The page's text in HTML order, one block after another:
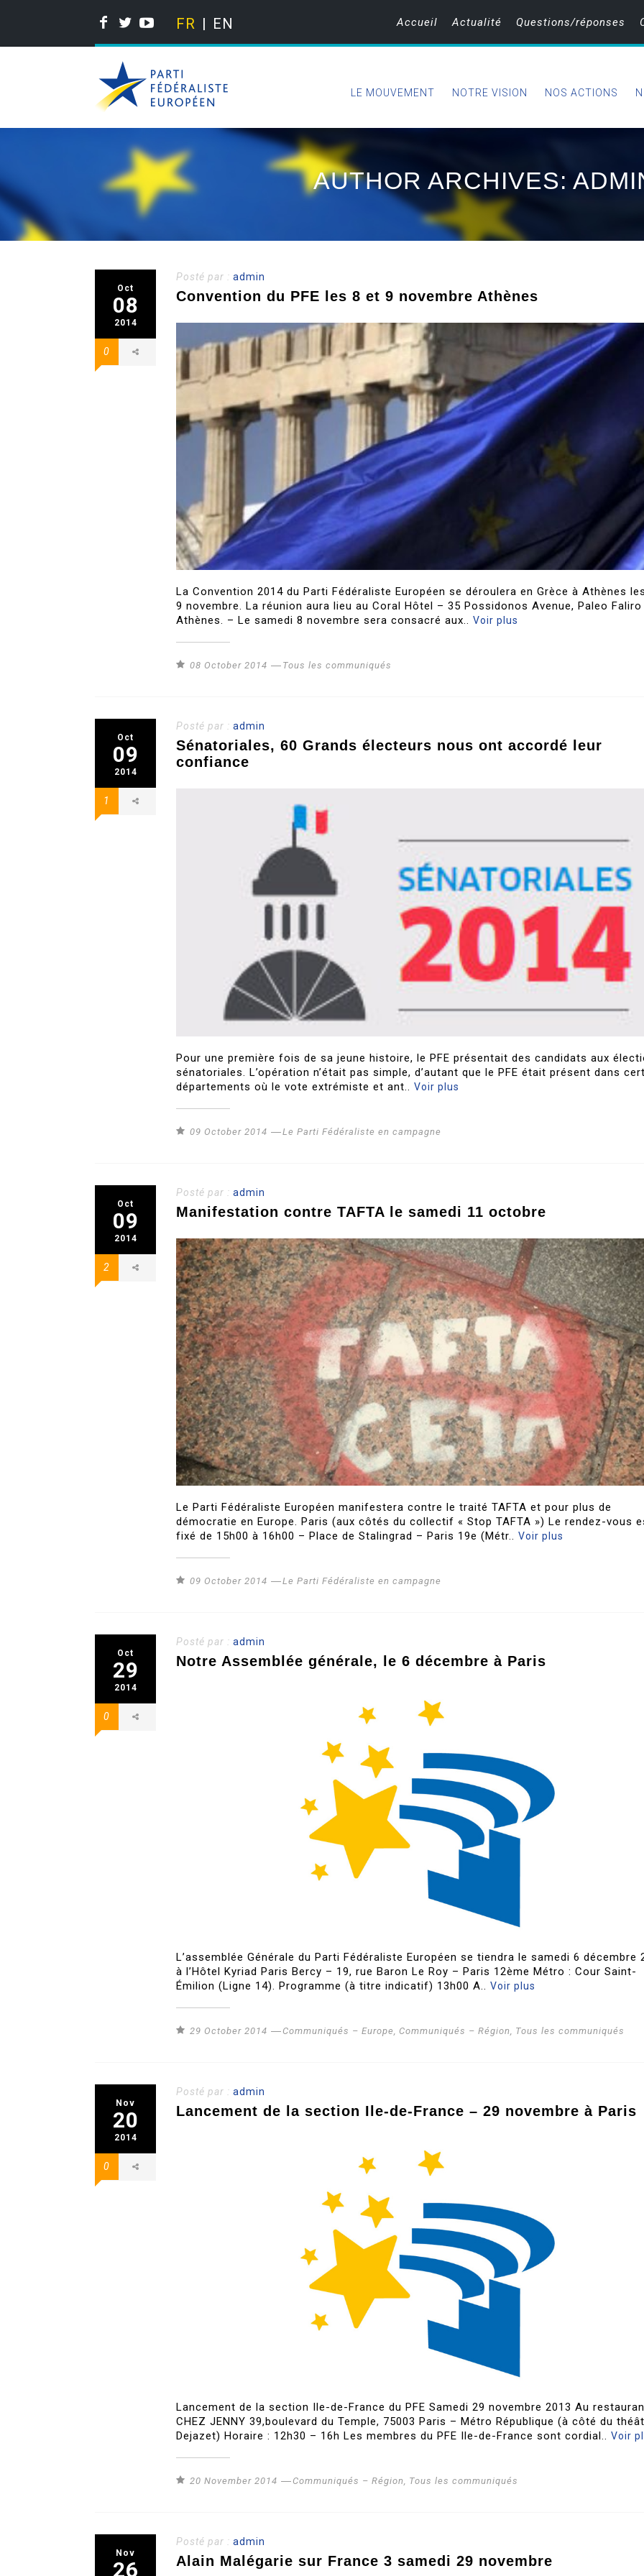
FR EN Accueil Actualité Questions/réponses
LE MOUVEMENT NOTRE VISION NOS ACTIONS
AUTHOR ARCHIVES:
Oct
08
2014
0
Posté par : admin
Convention du PFE les 8 et 9 novembre Athènes
La Convention 2014 du Parti Fédéraliste Européen se déroulera en Grèce à Athènes
9 novembre. La réunion aura lieu au Coral Hôtel – 35 Possidonos Avenue, Paleo
Athènes. – Le samedi 8 novembre sera consacré aux.. Voir plus
08 October 2014 Tous les communiqués
Oct
09
2014
1
Posté par : admin
Sénatoriales, 60 Grands électeurs nous ont accordé leur
confiance
Pour une première fois de sa jeune histoire, le PFE présentait des candidats aux
sénatoriales. L’opération n’était pas simple, d’autant que le PFE était présent dans
départements où le vote extrémiste et ant.. Voir plus
09 October 2014 Le Parti Fédéraliste en campagne
Oct
09
2014
2
Posté par : admin
Manifestation contre TAFTA le samedi 11 octobre
Le Parti Fédéraliste Européen manifestera contre le traité TAFTA et pour plus de
démocratie en Europe. Paris (aux côtés du collectif « Stop TAFTA ») Le rendez-vous
fixé de 15h00 à 16h00 – Place de Stalingrad – Paris 19e (Métr.. Voir plus
09 October 2014 Le Parti Fédéraliste en campagne
Oct
29
2014
0
Posté par : admin
Notre Assemblée générale, le 6 décembre à Paris
L’assemblée Générale du Parti Fédéraliste Européen se tiendra le samedi 6 décembre
à l’Hôtel Kyriad Paris Bercy – 19, rue Baron Le Roy – Paris 12ème Métro : Cour Saint-
Émilion (Ligne 14). Programme (à titre indicatif) 13h00 A.. Voir plus
29 October 2014 Communiqués – Europe Communiqués – Région Tous les communiqués
Nov
20
2014
0
Posté par : admin
Lancement de la section Ile-de-France – 29 novembre à Paris
Lancement de la section Ile-de-France du PFE Samedi 29 novembre 2013 Au
CHEZ JENNY 39,boulevard du Temple, 75003 Paris – Métro République (à côté du
Dejazet) Horaire : 12h30 – 16h Les membres du PFE Ile-de-France sont cordial.. Voir
20 November 2014 Communiqués – Région Tous les communiqués
Nov
26
Posté par : admin
Alain Malégarie sur France 3 samedi 29 novembre